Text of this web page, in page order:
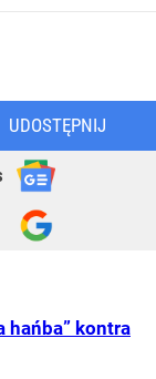
UDOSTĘPNIJ
hańba” kontra